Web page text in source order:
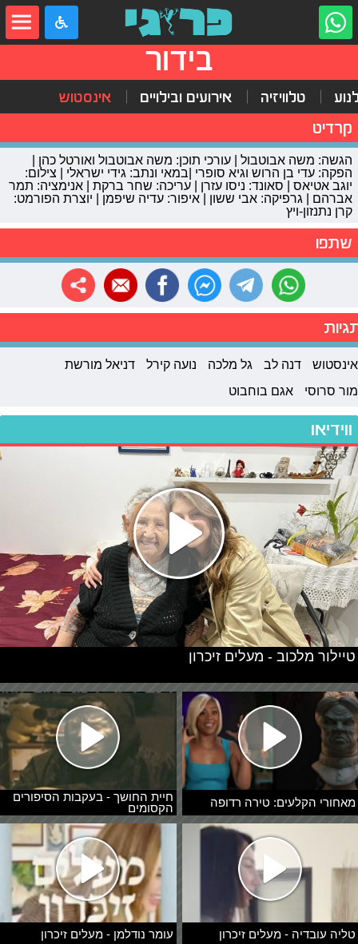
בידור
טלוויזיה אירועים ובילויים אינסטוש
קרדיט
הגשה: משה אבוטבול | עורכי תוכן: משה אבוטבול ואורטל כהן |
הפקה: עדי בן הרוש וגיא סופרי |במאי ונתב: גידי ישראלי | צילום:
יוגב אטיאס | סאונד: ניסו עזרן | עריכה: שחר ברקת | אנימציה: תמר
אברהם | גרפיקה: אבי ששון | איפור: עדיה שיפמן | יוצרת הפורמט:
קרן נתנזון-ויץ
שתפו
אינסטוש דנה לב גל מלכה נועה קירל
דניאל מורשת
מור סרוסי
אגם בוחבוט
ווידיאו
מאחורי הקלעים: טירה רדופה
חיית החושך - בעקבות הסיפורים
הקסומים
טליה עובדיה - מעלים זיכרון עומר נודלמן - מעלים זיכרון
טיילור מלכוב - מעלים זיכרון